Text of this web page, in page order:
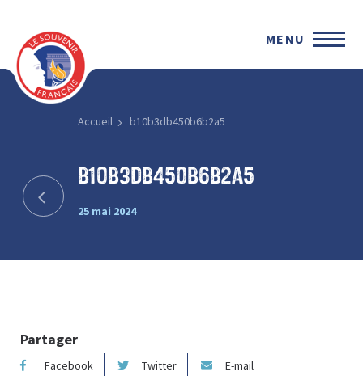
MENU
Accueil b10b3db450b6b2a5
b10b3db450b6b2a5
25 mai 2024
Partager
Facebook Twitter E-mail